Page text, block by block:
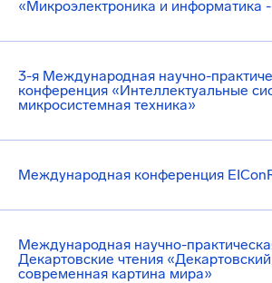
«Микроэлектроника и информатика
3-я Международная научно-
конференция «Интеллектуальные
микросистемная техника»
Международная конференция
Международная научно-
Декартовские чтения
современная картина мира»